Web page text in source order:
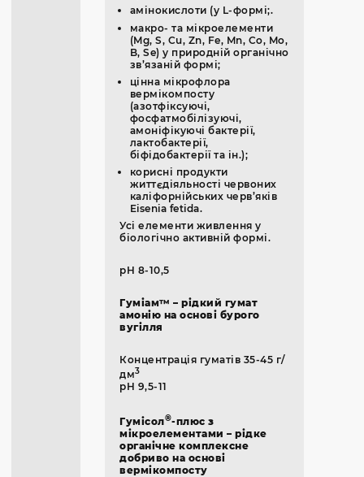
амінокислоти (у L-формі;.
макро- та мікроелементи
(Mg, S, Cu, Zn, Fe, Mn, Co, Mo,
B, Se) у природній органічно
зв’язаній формі;
цінна мікрофлора
вермікомпосту
(азотфіксуючі,
фосфатмобілізуючі,
амоніфікуючі бактерії,
лактобактерії,
біфідобактерії та ін.);
корисні продукти
життєдіяльності червоних
каліфорнійських черв’яків
Eisenia fetida.
Усі елементи живлення у
біологічно активній формі.
pH 8-10,5
Гуміам™ – рідкий гумат
амонію на основі бурого
вугілля
Концентрація гуматів 35-45 г/
дм3
pH 9,5-11
Гумісол®-плюс з
мікроелементами – рідке
органічне комплексне
добриво на основі
вермікомпосту